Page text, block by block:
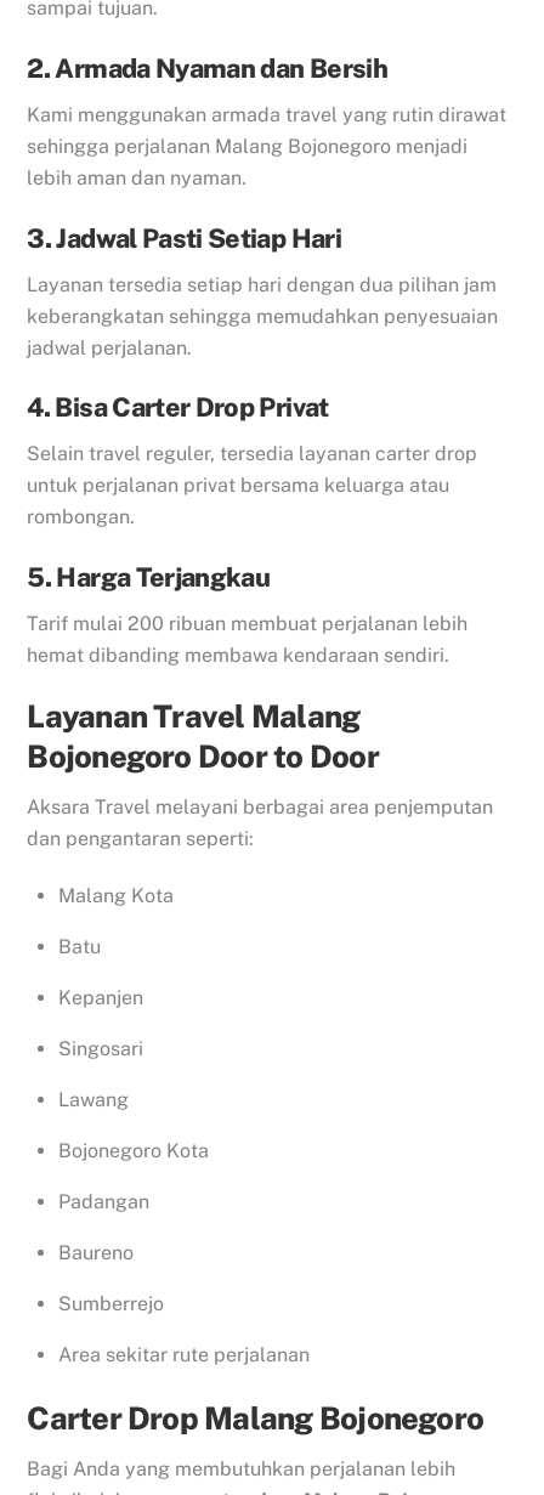
sampai tujuan.
2. Armada Nyaman dan Bersih
Kami menggunakan armada travel yang rutin dirawat
sehingga perjalanan Malang Bojonegoro menjadi
lebih aman dan nyaman.
3. Jadwal Pasti Setiap Hari
Layanan tersedia setiap hari dengan dua pilihan jam
keberangkatan sehingga memudahkan penyesuaian
jadwal perjalanan.
4. Bisa Carter Drop Privat
Selain travel reguler, tersedia layanan carter drop
untuk perjalanan privat bersama keluarga atau
rombongan.
5. Harga Terjangkau
Tarif mulai 200 ribuan membuat perjalanan lebih
hemat dibanding membawa kendaraan sendiri.
Layanan Travel Malang
Bojonegoro Door to Door
Aksara Travel melayani berbagai area penjemputan
dan pengantaran seperti:
Malang Kota
Batu
Kepanjen
Singosari
Lawang
Bojonegoro Kota
Padangan
Baureno
Sumberrejo
Area sekitar rute perjalanan
Carter Drop Malang Bojonegoro
Bagi Anda yang membutuhkan perjalanan lebih